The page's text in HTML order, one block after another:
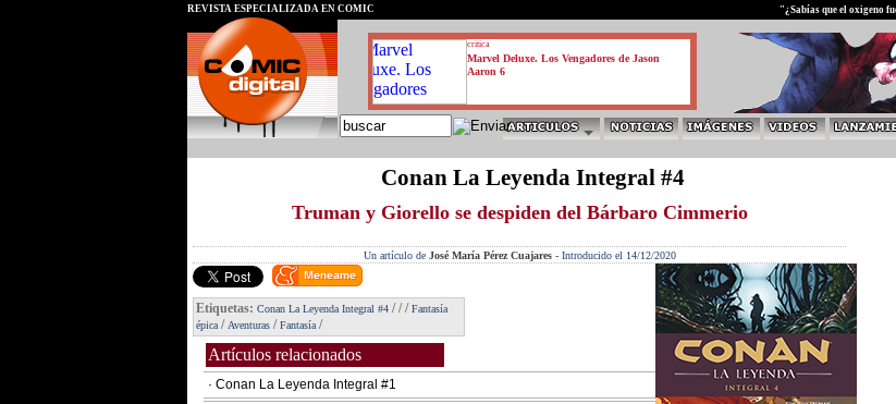
critica
Marvel Deluxe. Los Vengadores de Jason
Aaron 6
REVISTA ESPECIALIZADA EN CÓMIC "¿Sabías que el oxigeno
Conan La Leyenda Integral #4
Truman y Giorello se despiden del Bárbaro Cimmerio
Un artículo de José María Pérez Cuajares- Introducido el 14/12/2020
Etiquetas: Conan La Leyenda Integral #4 ///Fantasía
épica / Aventuras /Fantasía /
Artículos relacionados
· Conan La Leyenda Integral #1